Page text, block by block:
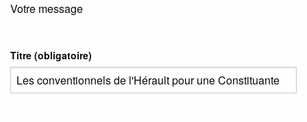
Votre message
Titre (obligatoire)